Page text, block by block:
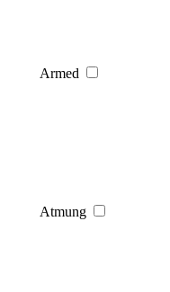
Armed
Atmung